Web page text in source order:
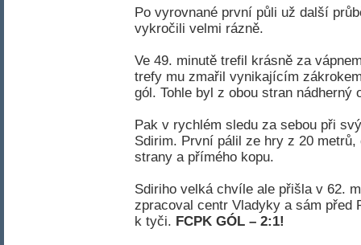
Po vyrovnané první půli už další
vykročili velmi rázně.
Ve 49. minutě trefil krásně za
trefy mu zmařil vynikajícím
gól. Tohle byl z obou stran nádherný
Pak v rychlém sledu za sebou při
Sdirim. První pálil ze hry z 20
strany a přímého kopu.
Sdiriho velká chvíle ale přišla v 62.
zpracoval centr Vladyky a sám před
k tyči. FCPK GÓL – 2:1!